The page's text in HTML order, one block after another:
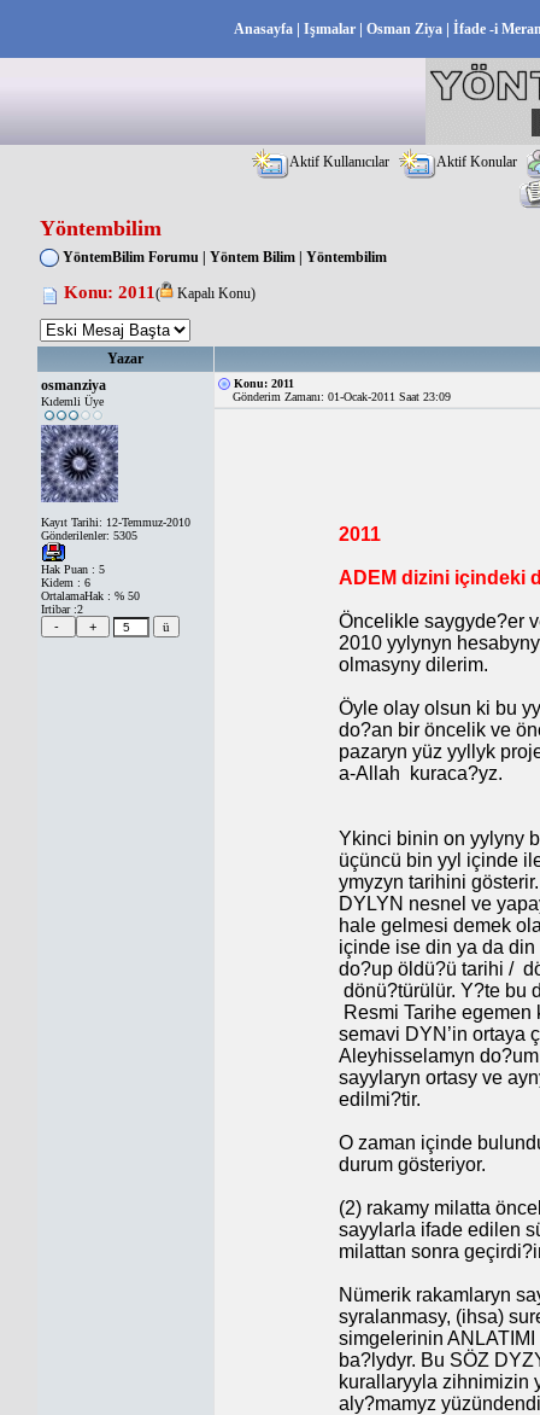
Anasayfa| Işımalar| Osman Ziya| İfade -i
Aktif Kullanıcılar Aktif Konular
Yöntembilim
YöntemBilim Forumu| Yöntem Bilim| Yöntembilim
Konu: 2011 ( Kapalı Konu)
Yazar
osmanziya
Kıdemli Üye
Kayıt Tarihi: 12-Temmuz-2010
Gönderilenler: 5305
Hak Puan : 5
Kidem : 6
OrtalamaHak : % 50
Irtibar :2
Konu: 2011
Gönderim Zamanı: 01-Ocak-2011 Saat 23:09
2011
ADEM dizini içindeki
Öncelikle saygyde?er
2010 yylynyn
olmasyny dilerim.
Öyle olay olsun ki bu
do?an bir öncelik ve
pazaryn yüz yyllyk
a-Allah
kuraca?yz.
Ykinci binin on yylyny
üçüncü bin yyl içinde
ymyzyn tarihini
DYLYN nesnel ve
hale gelmesi demek
içinde ise din ya da
do?up öldü?ü tarihi /
dönü?türülür. Y?te bu
Resmi Tarihe
semavi DYN’in ortaya
Aleyhisselamyn
sayylaryn ortasy ve
edilmi?tir.
O zaman içinde
durum gösteriyor.
(2) rakamy milatta
sayylarla ifade edilen
milattan sonra
Nümerik rakamlaryn
syralanmasy, (ihsa)
simgelerinin
ba?lydyr. Bu SÖZ
kurallaryyla zihnimizin
aly?mamyz